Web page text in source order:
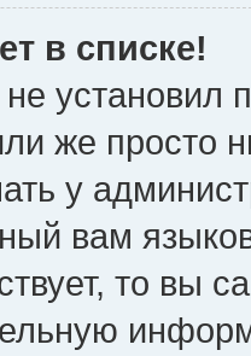
в списке!
установил
же просто
у
вам
то вы